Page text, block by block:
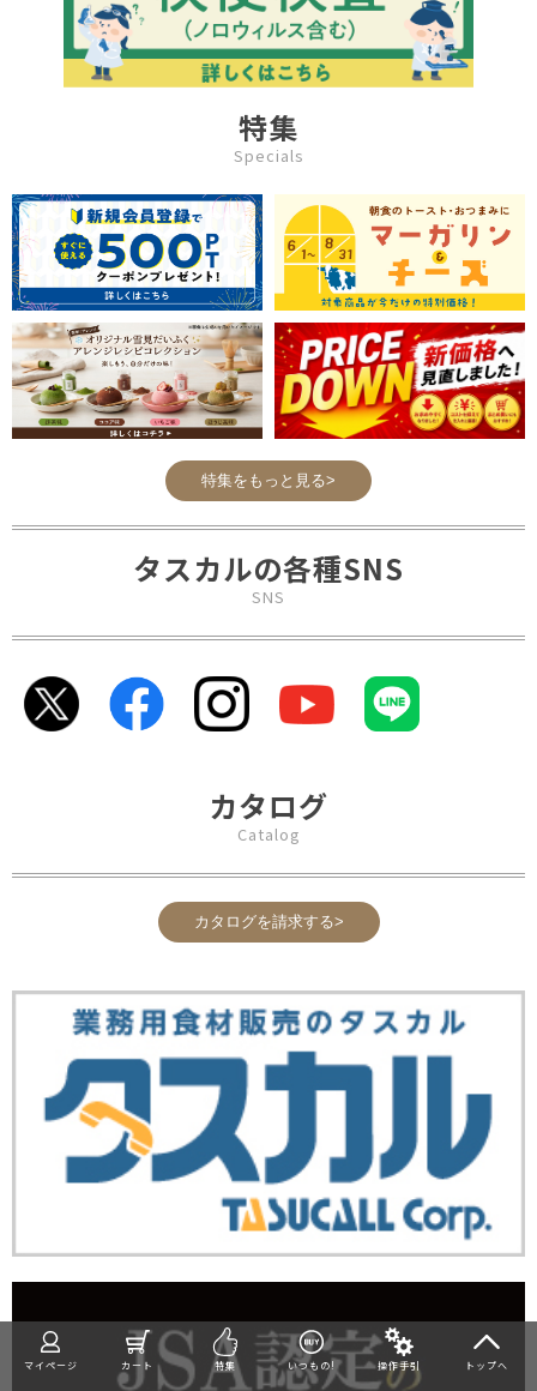
特集
Specials
特集をもっと見る>
タスカルの各種SNS
SNS
カタログ
Catalog
カタログを請求する>
マイページ カート 特集 いつもの! 操作手引 トップへ